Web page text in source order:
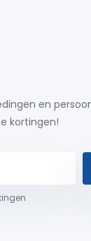
en
kortingen!